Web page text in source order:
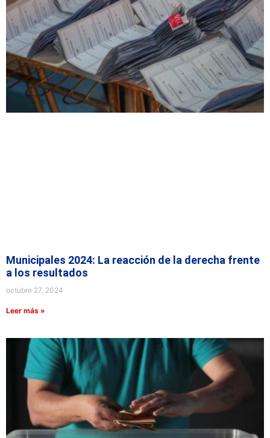
Municipales 2024: La reacción de la derecha frente
a los resultados
octubre 27, 2024
Leer más »